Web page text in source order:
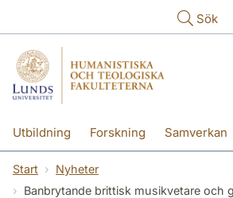
Sök
Utbildning Forskning Samverkan
Kontakt Om fakulteterna
Start
Nyheter
Banbrytande brittisk musik­vetare och gräns­överskridande dansk konstnär